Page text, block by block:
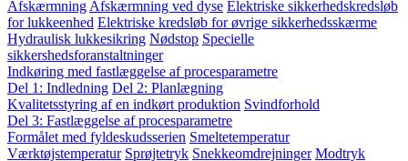
Afskærmning Afskærmning ved dyse Elektriske sikkerhedskredsløb
for lukkeenhed Elektriske kredsløb for øvrige sikkerhedsskærme
Hydraulisk lukkesikring Nødstop Specielle
sikkershedsforanstaltninger
Indkøring med fastlæggelse af procesparametre
Del 1: Indledning Del 2: Planlægning
Kvalitetsstyring af en indkørt produktion Svindforhold
Del 3: Fastlæggelse af procesparametre
Formålet med fyldeskudsserien Smeltetemperatur
Værktøjstemperatur Sprøjtetryk Snekkeomdrejninger Modtryk